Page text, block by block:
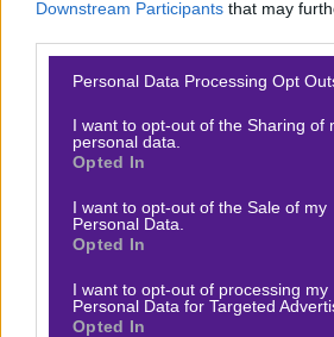
Downstream Participants that may
Please note that this website/app uses
not limited to your visit or usage
grant or deny consent to Google and
use your data for below specified
consent section.
Personal Data Processing Opt
I want to opt-out of the Sharing of
personal data.
Opted In
I want to opt-out of the Sale of my
Personal Data.
Opted In
I want to opt-out of processing my
Personal Data for Targeted
Opted In
Βγήκε το νέο επεισόδιοBet
Ακολούθησέ μας στο 🅾
μη χάνεις τίποτα!